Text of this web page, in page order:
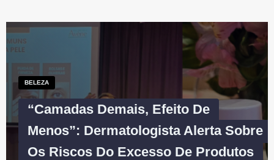
BELEZA
“Camadas Demais, Efeito De
Menos”: Dermatologista Alerta Sobre
Os Riscos Do Excesso De Produtos